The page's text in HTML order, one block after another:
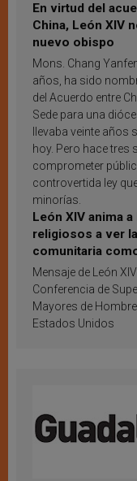
En virtud del
China, León XIV
nuevo obispo
Mons. Chang
años, ha sido
del Acuerdo entre
Sede para una
llevaba veinte
hoy. Pero hace tres
comprometer
controvertida ley
minorías.
León XIV anima
religiosos a ver
comunitaria
inspiración y
Mensaje de León
Conferencia de
Mayores de
Estados Unidos